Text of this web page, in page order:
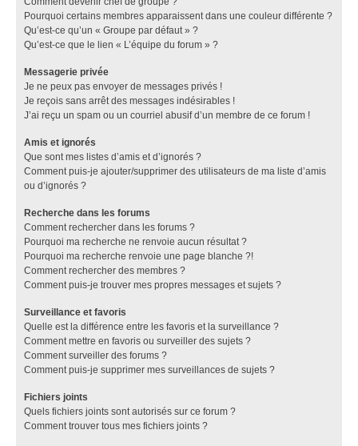
Pourquoi certains membres apparaissent dans une couleur différente ?
Qu’est-ce qu’un « Groupe par défaut » ?
Qu’est-ce que le lien « L’équipe du forum » ?
Messagerie privée
Je ne peux pas envoyer de messages privés !
Je reçois sans arrêt des messages indésirables !
J’ai reçu un spam ou un courriel abusif d’un membre de ce forum !
Amis et ignorés
Que sont mes listes d’amis et d’ignorés ?
Comment puis-je ajouter/supprimer des utilisateurs de ma liste d’amis
ou d’ignorés ?
Recherche dans les forums
Comment rechercher dans les forums ?
Pourquoi ma recherche ne renvoie aucun résultat ?
Pourquoi ma recherche renvoie une page blanche ?!
Comment rechercher des membres ?
Comment puis-je trouver mes propres messages et sujets ?
Surveillance et favoris
Quelle est la différence entre les favoris et la surveillance ?
Comment mettre en favoris ou surveiller des sujets ?
Comment surveiller des forums ?
Comment puis-je supprimer mes surveillances de sujets ?
Fichiers joints
Quels fichiers joints sont autorisés sur ce forum ?
Comment trouver tous mes fichiers joints ?